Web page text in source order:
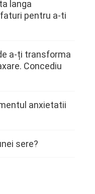
langa
pentru a-ti
a-ți transforma
Concediu
anxietatii
sere?